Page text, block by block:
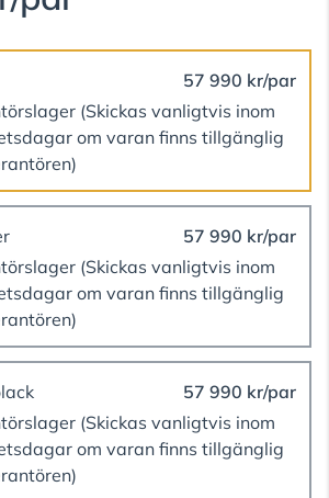
57 990 kr/par
(Skickas vanligtvis inom
om varan finns tillgänglig
57 990 kr/par
(Skickas vanligtvis inom
om varan finns tillgänglig
57 990 kr/par
(Skickas vanligtvis inom
om varan finns tillgänglig